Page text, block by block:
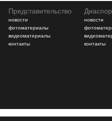
Представительство
новости
фотоматериалы
видеоматериалы
контакты
новости
контакты